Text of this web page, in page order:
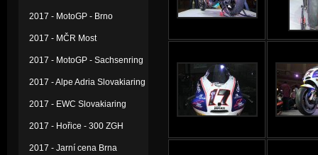
2017 - MotoGP - Brno
2017 - MČR Most
2017 - MotoGP - Sachsenring
2017 - Alpe Adria Slovakiaring
2017 - EWC Slovakiaring
2017 - Hořice - 300 ZGH
2017 - Jarní cena Brna